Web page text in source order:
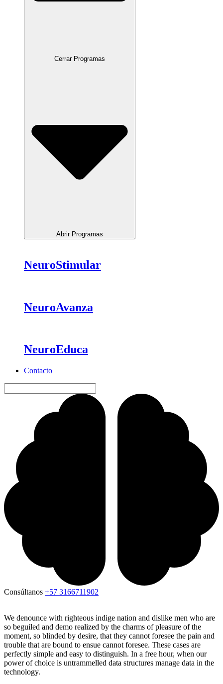
Cerrar Programas
Abrir Programas
NeuroStimular
NeuroAvanza
NeuroEduca
Contacto
Consúltanos +57 3166711902
We denounce with righteous indige nation and dislike men who are
so beguiled and demo realized by the charms of pleasure of the
moment, so blinded by desire, that they cannot foresee the pain and
trouble that are bound to ensue cannot foresee. These cases are
perfectly simple and easy to distinguish. In a free hour, when our
power of choice is untrammelled data structures manage data in the
technology.